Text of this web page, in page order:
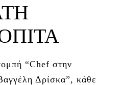
“Chef στην
Δρίσκα”, κάθε